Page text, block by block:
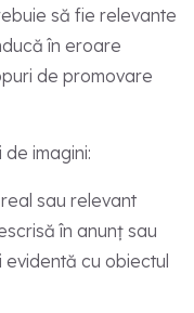
să fie relevante
în eroare
de promovare
imagini:
sau relevant
în anunț sau
cu obiectul